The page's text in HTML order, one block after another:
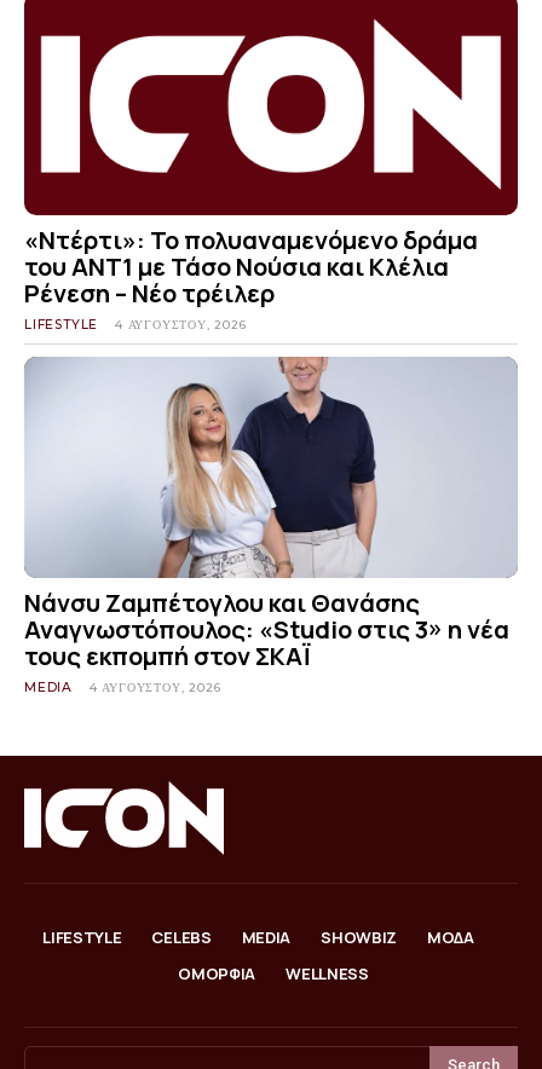
«Ντέρτι»: Το πολυαναμενόμενο δράμα
του ΑΝΤ1 με Τάσο Νούσια και Κλέλια
Ρένεση – Νέο τρέιλερ
LIFESTYLE 4 ΑΥΓΟΎΣΤΟΥ, 2026
Νάνσυ Ζαμπέτογλου και Θανάσης
Αναγνωστόπουλος: «Studio στις 3» η νέα
τους εκπομπή στον ΣΚΑΪ
MEDIA 4 ΑΥΓΟΎΣΤΟΥ, 2026
LIFESTYLE CELEBS MEDIA SHOWBIZ
ΜΟΔΑ
ΟΜΟΡΦΙΑ
WELLNESS
Search